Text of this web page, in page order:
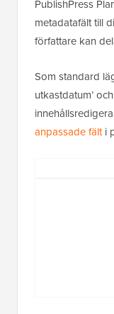
PublishPress
metadatafält till
författare kan
Som standard
utkastdatum’
anpassade fälti